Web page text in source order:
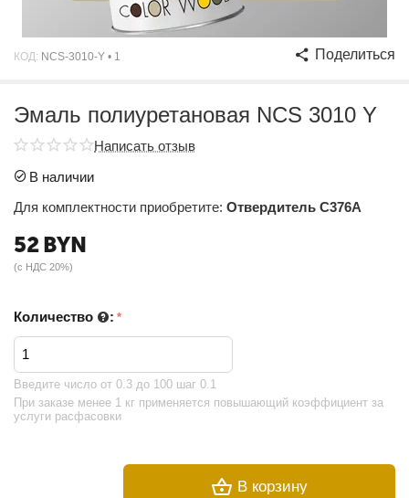
КОД: NCS-3010-Y • 1 Поделиться
Эмаль полиуретановая NCS 3010 Y
Написать отзыв
В наличии
Для комплектности приобретите: Отвердитель C376A
52BYN
(с НДС 20%)
Количество :
Введите чиcло от 0.3 до 100 шаг 0.1
При заказе менее 1 кг применяется повышающий коэффициент за
услуги расфасовки
В корзину